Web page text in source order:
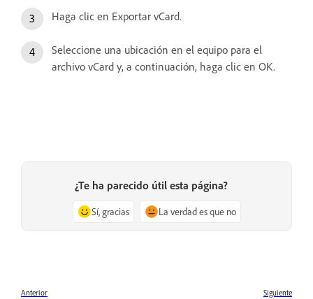
Haga clic en Exportar vCard.
Seleccione una ubicación en el equipo para el
archivo vCard y, a continuación, haga clic en OK.
¿Te ha parecido útil esta página?
Sí, gracias La verdad es que no
Anterior Siguiente